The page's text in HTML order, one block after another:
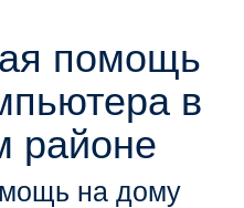
помощь
в
районе
на дому